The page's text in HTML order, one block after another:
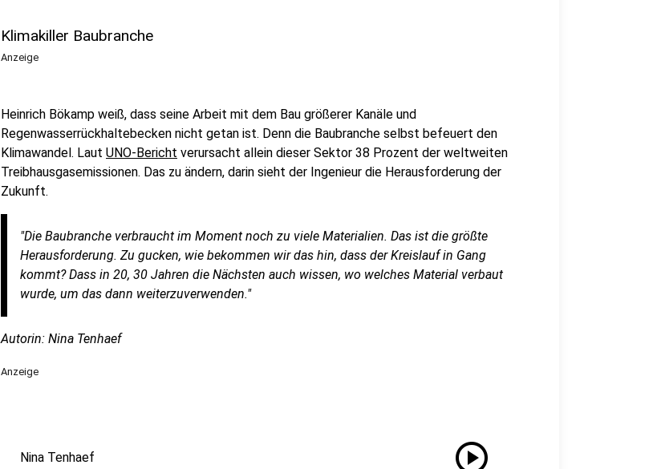
Klimakiller Baubranche
Anzeige
Heinrich Bökamp weiß, dass seine Arbeit mit dem Bau größerer Kanäle und
Regenwasserrückhaltebecken nicht getan ist. Denn die Baubranche selbst befeuert den
Klimawandel. Laut UNO-Bericht verursacht allein dieser Sektor 38 Prozent der weltweiten
Treibhausgasemissionen. Das zu ändern, darin sieht der Ingenieur die Herausforderung der
Zukunft.
"Die Baubranche verbraucht im Moment noch zu viele Materialien. Das ist die größte
Herausforderung. Zu gucken, wie bekommen wir das hin, dass der Kreislauf in Gang
kommt? Dass in 20, 30 Jahren die Nächsten auch wissen, wo welches Material verbaut
wurde, um das dann weiterzuverwenden."
Autorin: Nina Tenhaef
Anzeige
Nina Tenhaef play_circle